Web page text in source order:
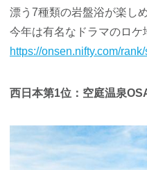
漂う7種類の岩盤浴が楽しめ
今年は有名なドラマのロケ
https://onsen.nifty.com/
西日本第1位：空庭温泉